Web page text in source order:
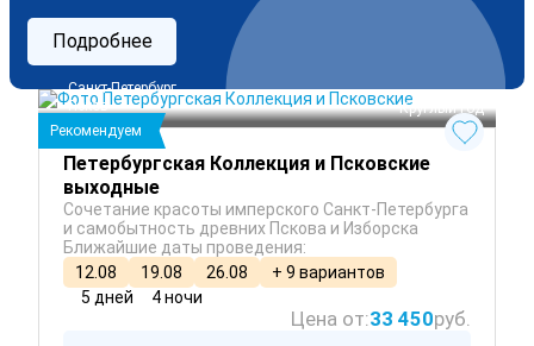
Подробнее
Санкт-Петербург
Псков
Рекомендуем
Круглый год
Петербургская Коллекция и Псковские
выходные
Сочетание красоты имперского Санкт-Петербурга
и самобытность древних Пскова и Изборска
Ближайшие даты проведения:
12.08
19.08 26.08
+ 9 вариантов
5 дней
4 ночи
Цена от:33 450руб.